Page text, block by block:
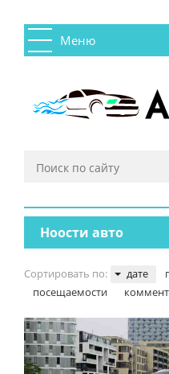
Меню
Ноости авто
Сортировать по: дате
посещаемости